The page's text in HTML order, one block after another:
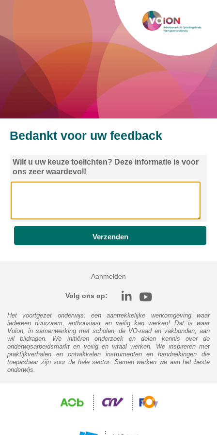
Bedankt voor uw feedback
Wilt u uw keuze toelichten? Deze informatie is voor
ons zeer waardevol!
Aanmelden
Volg ons op:
Het voortgezet onderwijs: een aantrekkelijke werkomgeving waar
iedereen duurzaam, enthousiast en veilig kan werken! Dat is waar
Voion, in samenwerking met scholen, de VO-raad en vakbonden, aan
wil bijdragen. We initiëren onderzoek en delen kennis over de
onderwijsarbeidsmarkt en veilig en vitaal werken. We inspireren met
praktijkverhalen en ontwikkelen instrumenten en handreikingen die
toepasbaar zijn voor de hele sector. Samen werken we aan het beste
onderwijs.